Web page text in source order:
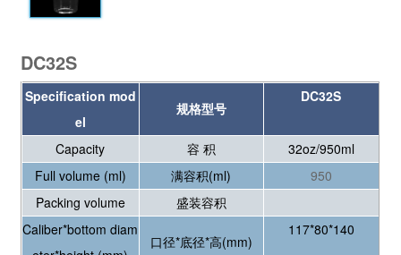
DC32S
Specification mod
el
规格型号
DC32S
Capacity 容 积
32oz/950ml
Full volume (ml)
满容积(ml)
950
Packing volume
盛装容积
Caliber*bottom diam
口径*底径*高(mm)
117*80*140